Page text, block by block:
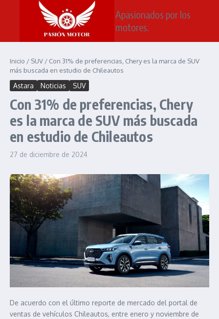
Saltar al contenido
Apasionados por los
motores.
Inicio / SUV / Con 31% de preferencias, Chery es la marca de SUV
más buscada en estudio de Chileautos
Astara Noticias SUV
Con 31% de preferencias, Chery
es la marca de SUV más buscada
en estudio de Chileautos
27 de diciembre de 2024
De acuerdo con el último reporte de mercado del portal de
ventas de vehículos Chileautos, entre enero y noviembre de